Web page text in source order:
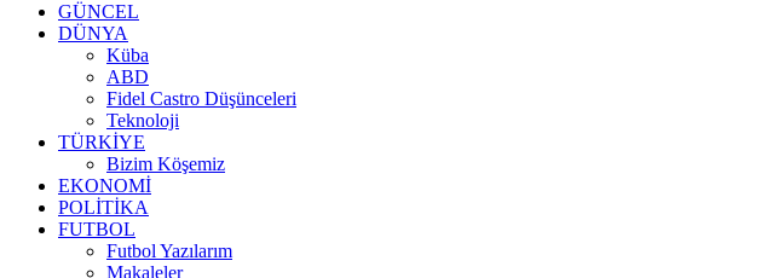
GÜNCEL
DÜNYA
Küba
ABD
Fidel Castro Düşünceleri
Teknoloji
TÜRKİYE
Bizim Köşemiz
EKONOMİ
POLİTİKA
FUTBOL
Futbol Yazılarım
Makaleler